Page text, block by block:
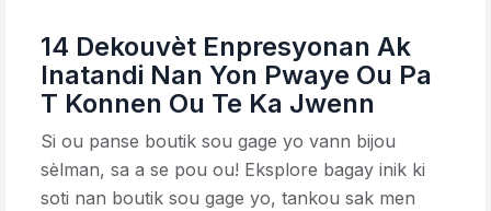
14 Dekouvèt Enpresyonan Ak
Inatandi Nan Yon Pwaye Ou Pa
T Konnen Ou Te Ka Jwenn
Si ou panse boutik sou gage yo vann bijou
sèlman, sa a se pou ou! Eksplore bagay inik ki
soti nan boutik sou gage yo, tankou sak men